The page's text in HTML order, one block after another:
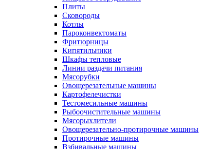
Плиты
Сковороды
Котлы
Пароконвектоматы
Фритюрницы
Кипятильники
Шкафы тепловые
Линии раздачи питания
Мясорубки
Овощерезательные машины
Картофелечистки
Тестомесильные машины
Рыбоочистительные машины
Мясорыхлители
Овощерезательно-протирочные машины
Протирочные машины
Взбивальные машины